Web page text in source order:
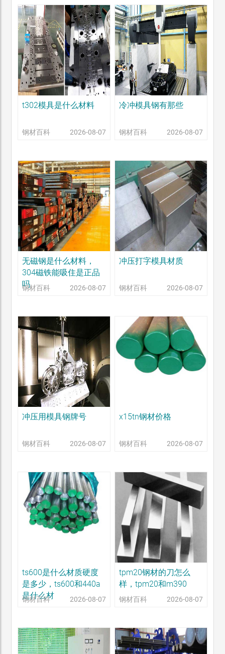
t302模具是什么材料
钢材百科 2026-08-07
冷冲模具钢有那些
钢材百科 2026-08-07
无磁钢是什么材料，
304磁铁能吸住是正品
吗
钢材百科 2026-08-07
冲压打字模具材质
钢材百科 2026-08-07
冲压用模具钢牌号
钢材百科 2026-08-07
x15tn钢材价格
钢材百科 2026-08-07
ts600是什么材质硬度
是多少，ts600和440a
是什么材
钢材百科 2026-08-07
tpm20钢材的刀怎么
样，tpm20和m390
钢材百科 2026-08-07